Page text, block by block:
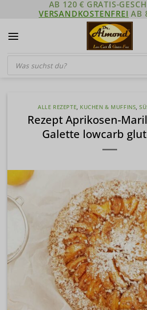
AB 120 € GRATIS-
VERSANDKOSTENFREI AB
Products
search
ALLE REZEPTE, KUCHEN & MUFFINS,
Rezept Aprikosen-
Galette lowcarb